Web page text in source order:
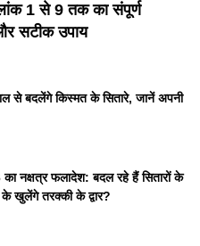
1 से 9 तक का संपूर्ण
सटीक उपाय
से बदलेंगे किस्मत के सितारे, जानें अपनी
नक्षत्र फलादेश: बदल रहे हैं सितारों के
खुलेंगे तरक्की के द्वार?